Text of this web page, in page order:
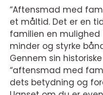
“Aftensmad med
et måltid. Det er en
familien en mulighed
minder og styrke
Gennem sin
“aftensmad med
dets betydning og